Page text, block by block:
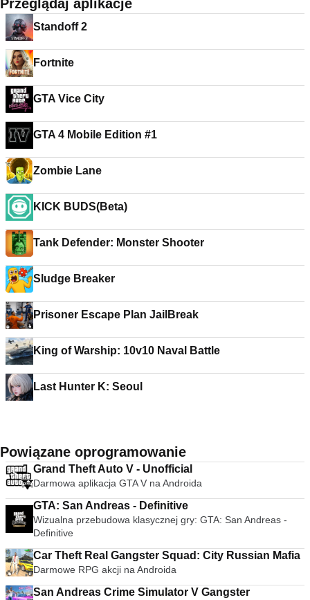
Przeglądaj aplikacje
Standoff 2
Fortnite
GTA Vice City
GTA 4 Mobile Edition #1
Zombie Lane
KICK BUDS(Beta)
Tank Defender: Monster Shooter
Sludge Breaker
Prisoner Escape Plan JailBreak
King of Warship: 10v10 Naval Battle
Last Hunter K: Seoul
Powiązane oprogramowanie
Grand Theft Auto V - Unofficial
Darmowa aplikacja GTA V na Androida
GTA: San Andreas - Definitive
Wizualna przebudowa klasycznej gry: GTA: San Andreas -
Definitive
Car Theft Real Gangster Squad: City Russian Mafia
Darmowe RPG akcji na Androida
San Andreas Crime Simulator V Gangster